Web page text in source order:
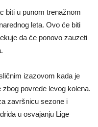
biti u punom trenažnom
leta. Ovo će biti
da će ponovo zauzeti
izazovom kada je
povrede levog kolena.
završnicu sezone i
u osvajanju Lige